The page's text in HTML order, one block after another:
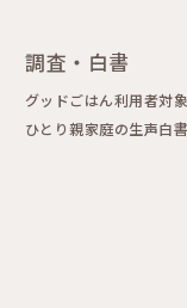
調査・白書
グッドごはん利用者対
ひとり親家庭の生声白書